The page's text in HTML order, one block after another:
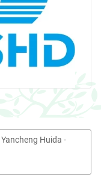
Huida -